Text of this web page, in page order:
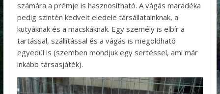
számára a prémje is hasznosítható. A vágás maradéka
pedig szintén kedvelt eledele társállatainknak, a
kutyáknak és a macskáknak. Egy személy is elbír a
tartással, szállítással és a vágás is megoldható
egyedül is (szemben mondjuk egy sertéssel, ami már
inkább társasjáték).